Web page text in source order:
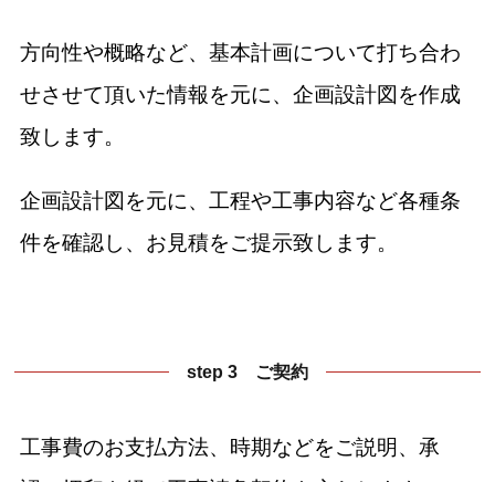
方向性や概略など、基本計画について打ち合わ
せさせて頂いた情報を元に、企画設計図を作成
致します。
企画設計図を元に、工程や工事内容など各種条
件を確認し、お見積をご提示致します。
step 3 ご契約
工事費のお支払方法、時期などをご説明、承